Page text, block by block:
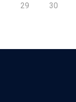
29 30